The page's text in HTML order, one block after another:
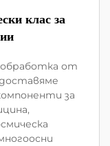
клас за
обработка от
за